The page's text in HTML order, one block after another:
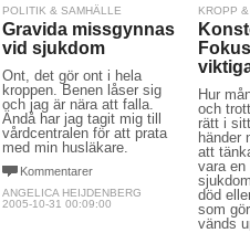
POLITIK & SAMHÄLLE
Gravida missgynnas
vid sjukdom
Ont, det gör ont i hela
kroppen. Benen låser sig
och jag är nära att falla.
Ändå har jag tagit mig till
vårdcentralen för att prata
med min husläkare.
Kommentarer
ANGELICA HEIJDENBERG
2005-10-31 00:09:00
KROPP
Hur
och
rätt i
händer
att
vara
död
som
vänds